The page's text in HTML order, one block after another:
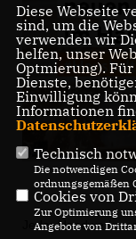
Jeder
Diese Webseite
sind, um die
verwenden wir
helfen, unser
Optmierung).
Dienste,
Einwilligung
Informationen
Technisch
Die notwendigen
ordnungsgemäßen
Cookies von
Zur Optimierung
Angebote von